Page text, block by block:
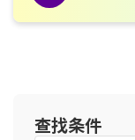
查找条件